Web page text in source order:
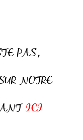
pas,
notre
ici